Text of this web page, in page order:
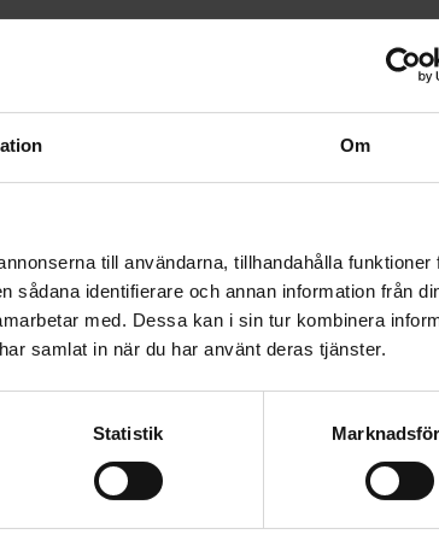
Om
till användarna, tillhandahålla funktioner
identifierare och annan information från
med. Dessa kan i sin tur kombinera
samlat in när du har använt deras tjänster.
Statistik
Pappersbaksidan på våderna fuktas med